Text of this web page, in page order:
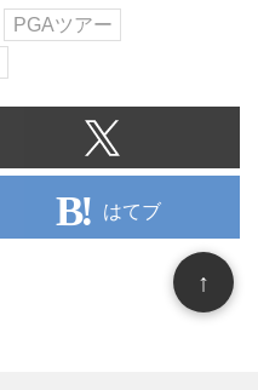
PGAツアー
はてブ
↑